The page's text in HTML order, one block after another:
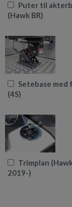
Puter til
(Hawk BR)
Setebase
(4S)
Trimplan
2019-)